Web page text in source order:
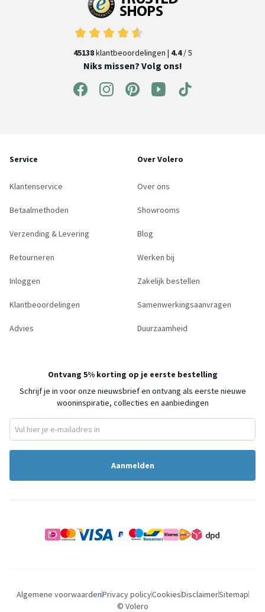
45138klantbeoordelingen | 4.4/ 5
Niks missen? Volg ons!
Service
Klantenservice
Betaalmethoden
Verzending & Levering
Retourneren
Inloggen
Klantbeoordelingen
Advies
Over Volero
Over ons
Showrooms
Blog
Werken bij
Zakelijk bestellen
Samenwerkingsaanvragen
Duurzaamheid
Ontvang 5% korting op je eerste bestelling
Schrijf je in voor onze nieuwsbrief en ontvang als eerste nieuwe
wooninspiratie, collecties en aanbiedingen
Aanmelden
Algemene voorwaardenPrivacy policyCookiesDisclaimerSitemap
© Volero